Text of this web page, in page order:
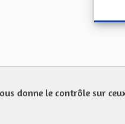
donne le contrôle sur